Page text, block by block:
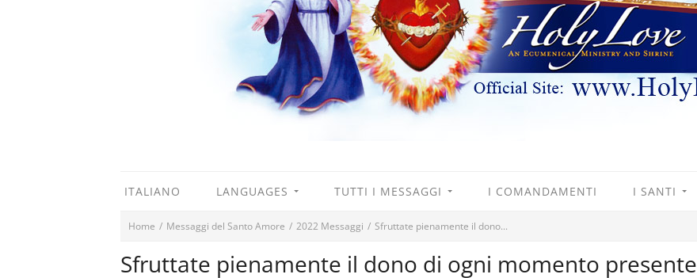
ITALIANO LANGUAGES TUTTI I MESSAGGI I COMANDAMENTI I SANTI
Home / Messaggi del Santo Amore / 2022 Messaggi / Sfruttate pienamente il dono...
Sfruttate pienamente il dono di ogni momento presente